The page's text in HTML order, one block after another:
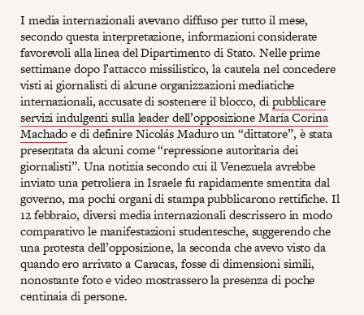
I media internazionali avevano diffuso per tutto il mese,
secondo questa interpretazione, informazioni considerate
favorevoli alla linea del Dipartimento di Stato. Nelle prime
settimane dopo l’attacco missilistico, la cautela nel concedere
visti ai giornalisti di alcune organizzazioni mediatiche
internazionali, accusate di sostenere il blocco, dipubblicare
servizi indulgenti sulla leader dell’opposizione María Corina
Machadoe di definire Nicolás Maduro un “dittatore”, è stata
presentata da alcuni come “repressione autoritaria dei
giornalisti”. Una notizia secondo cui il Venezuela avrebbe
inviato una petroliera in Israele fu rapidamente smentita dal
governo, ma pochi organi di stampa pubblicarono rettifiche. Il
12 febbraio, diversi media internazionali descrissero in modo
comparativo le manifestazioni studentesche, suggerendo che
una protesta dell’opposizione, la seconda che avevo visto da
quando ero arrivato a Caracas, fosse di dimensioni simili,
nonostante foto e video mostrassero la presenza di poche
centinaia di persone.